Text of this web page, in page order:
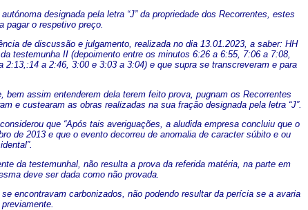
designada pela letra “J” da propriedade dos Recorrentes, estes
pagar o respetivo preço.
de discussão e julgamento, realizada no dia 13.01.2023, a saber: HH
testemunha II (depoimento entre os minutos 6:26 a 6:55, 7:06 a 7:08,
a 2:46, 3:00 e 3:03 a 3:04) e que supra se transcreveram e para
assim entenderem dela terem feito prova, pugnam os Recorrentes
e custearam as obras realizadas na sua fração designada pela letra “J”.
que “Após tais averiguações, a aludida empresa concluiu que o
de 2013 e que o evento decorreu de anomalia de caracter súbito e ou
da testemunhal, não resulta a prova da referida matéria, na parte em
deve ser dada como não provada.
encontravam carbonizados, não podendo resultar da perícia se a avaria